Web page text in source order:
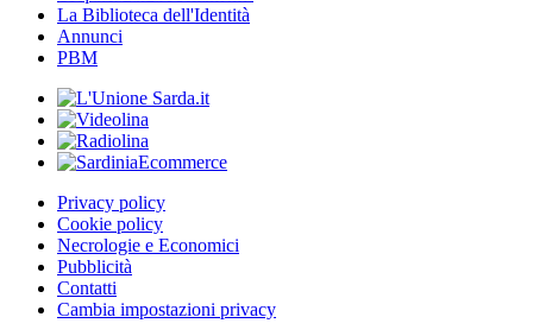
La Biblioteca dell'Identità
Annunci
PBM
Privacy policy
Cookie policy
Necrologie e Economici
Pubblicità
Contatti
Cambia impostazioni privacy